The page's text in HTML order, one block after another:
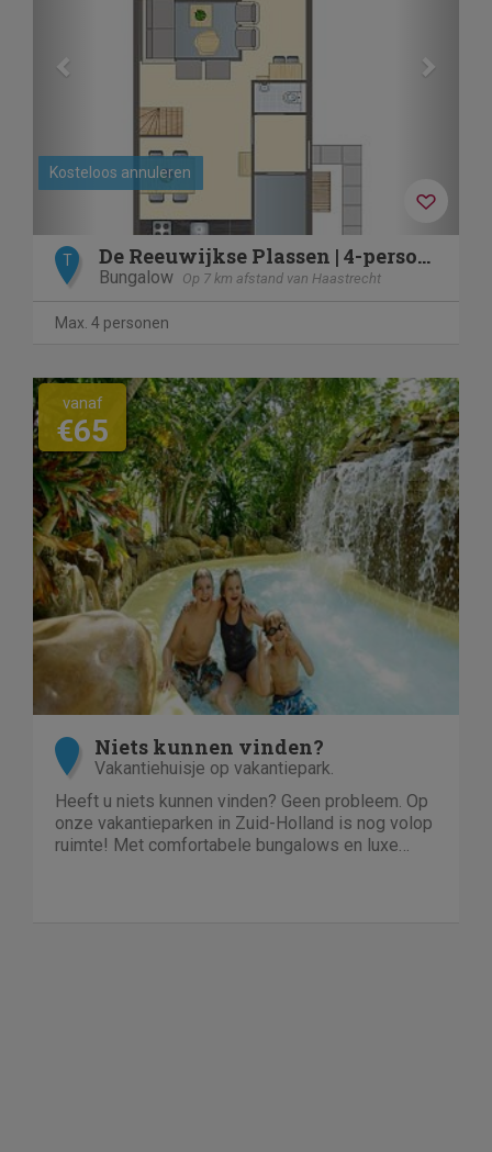
Kosteloos annuleren
T De Reeuwijkse Plassen | 4-persoons kinderwoning | 4CK1
Bungalow Op 7 km afstand van Haastrecht
Max. 4 personen
vanaf
€65
Niets kunnen vinden?
Vakantiehuisje op vakantiepark.
Heeft u niets kunnen vinden? Geen probleem. Op
onze vakantieparken in Zuid-Holland is nog volop
ruimte! Met comfortabele bungalows en luxe